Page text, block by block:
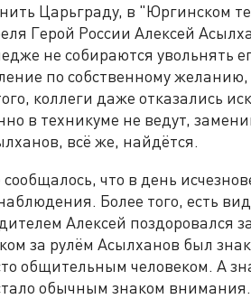
Царьграду, в "Юргинском
Герой России Алексей
не собираются увольнять
по собственному
коллеги даже отказались
в техникуме не ведут,
всё же, найдётся.
что в день
Более того, есть
Алексей поздоровался
за рулём Асылханов был
общительным человеком. А
обычным знаком внимания.